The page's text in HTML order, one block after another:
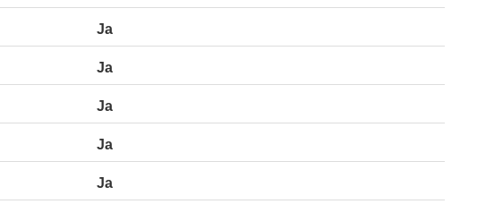
Ja
Ja
Ja
Ja
Ja